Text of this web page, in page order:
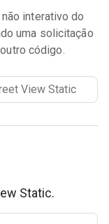
interativo do
uma solicitação
código.
Static.